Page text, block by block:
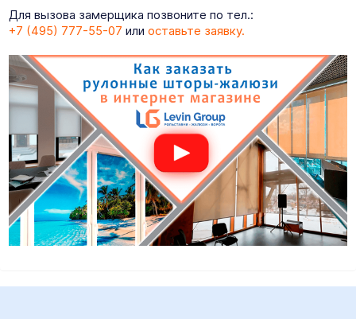
Для вызова замерщика позвоните по тел.:
+7 (495) 777-55-07 или оставьте заявку.